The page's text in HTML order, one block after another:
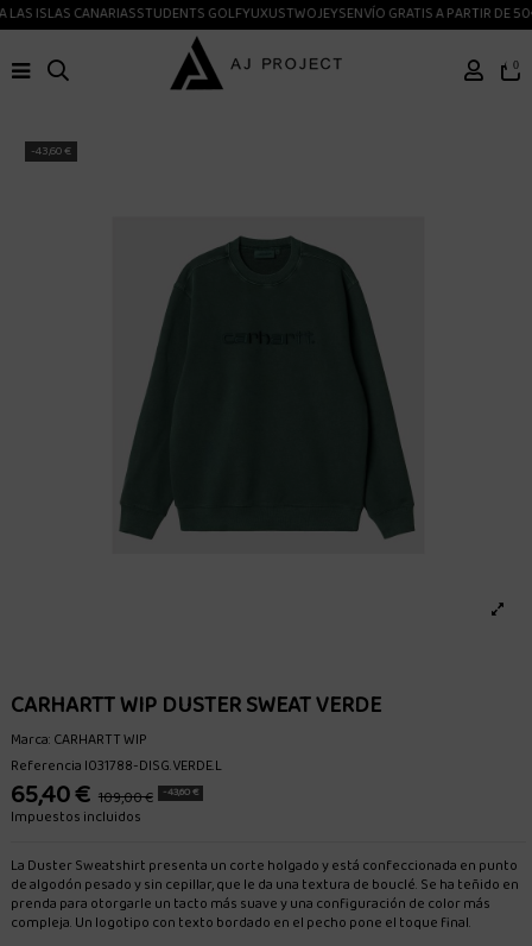
ISLAS CANARIASSTUDENTS GOLFYUXUSTWOJEYSENVÍO GRATIS A PARTIR DE
0
-43,60 €
CARHARTT WIP DUSTER SWEAT VERDE
Marca:CARHARTT WIP
ReferenciaI031788-DISG.VERDE.L
65,40 € 109,00 € -43,60 €
Impuestos incluidos
La Duster Sweatshirt presenta un corte holgado y está confeccionada en punto
de algodón pesado y sin cepillar, que le da una textura de bouclé. Se ha teñido en
prenda para otorgarle un tacto más suave y una configuración de color más
compleja. Un logotipo con texto bordado en el pecho pone el toque final.